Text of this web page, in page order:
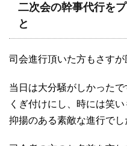
二次会の幹事代行を
と
司会進行頂いた方もさすが
当日は大分騒がしかった
くぎ付けにし、時には笑
抑揚のある素敵な進行でし